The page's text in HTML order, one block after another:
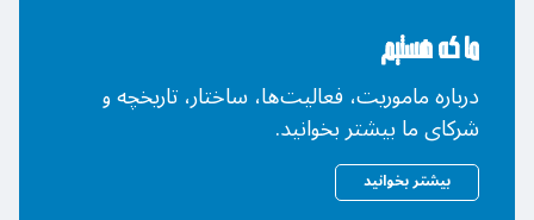
ما که هستیم
درباره ماموریت، فعالیت‌ها، ساختار، تاریخچه و
شرکای ما بیشتر بخوانید.
بیشتر بخوانید